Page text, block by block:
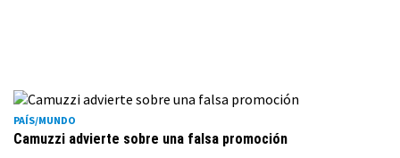
PAÍS/MUNDO
Camuzzi advierte sobre una falsa promoción